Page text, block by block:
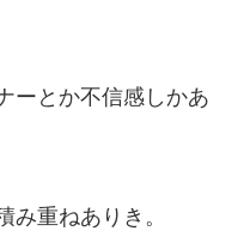
ーとか不信感しかあ
み重ねありき。